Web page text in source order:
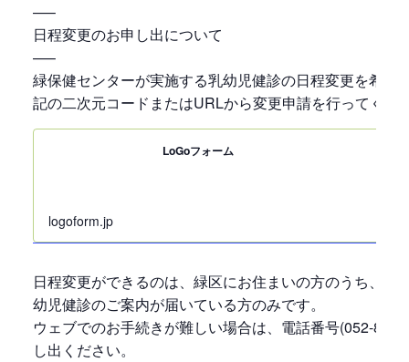
—–
日程変更のお申し出について
—–
緑保健センターが実施する乳幼児健診の日程変更を希望
記の二次元コードまたはURLから変更申請を行ってくだ
LoGoフォーム
logoform.jp
日程変更ができるのは、緑区にお住まいの方のうち、現
幼児健診のご案内が届いている方のみです。
ウェブでのお手続きが難しい場合は、電話番号(052-891-
し出ください。